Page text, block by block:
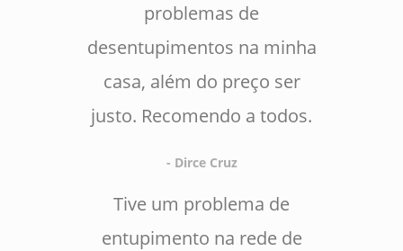
problemas de
desentupimentos na minha
casa, além do preço ser
justo. Recomendo a todos.
- Dirce Cruz
Tive um problema de
entupimento na rede de